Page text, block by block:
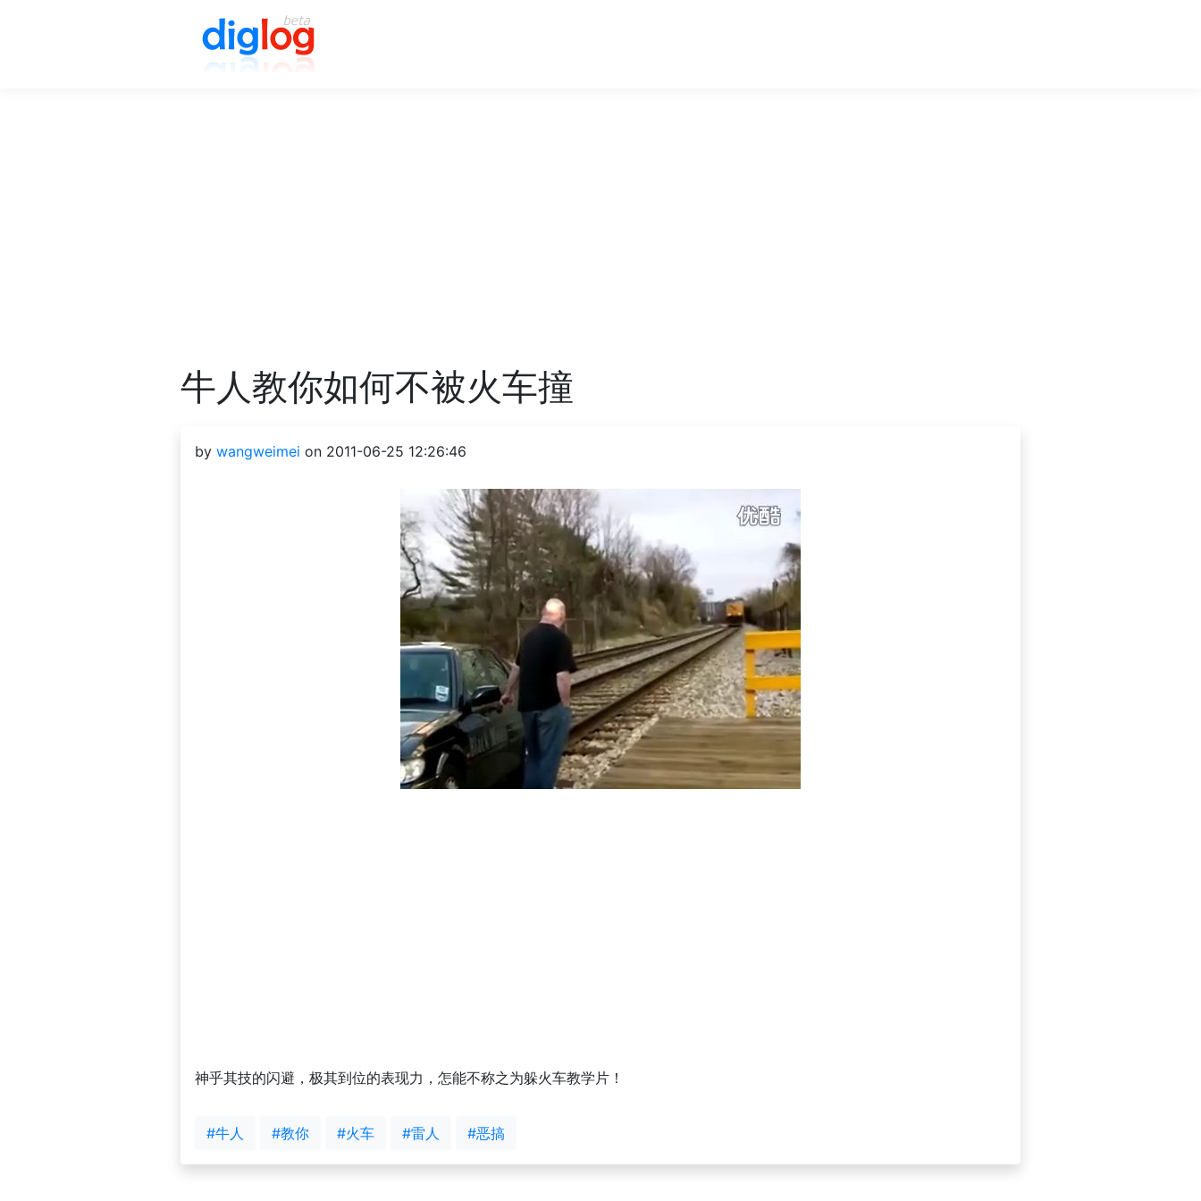
牛人教你如何不被火车撞
by wangweimei on 2011-06-25 12:26:46
神乎其技的闪避，极其到位的表现力，怎能不称之为躲火车教学片！
#牛人 #教你 #火车 #雷人 #恶搞